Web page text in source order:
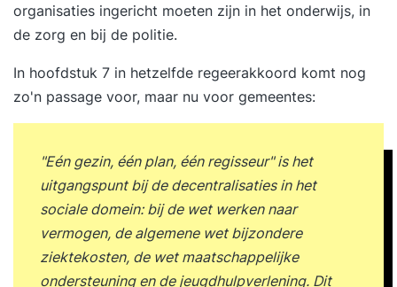
organisaties ingericht moeten zijn in het onderwijs, in
de zorg en bij de politie.
In hoofdstuk 7 in hetzelfde regeerakkoord komt nog
zo'n passage voor, maar nu voor gemeentes:
"Eén gezin, één plan, één regisseur" is het
uitgangspunt bij de decentralisaties in het
sociale domein: bij de wet werken naar
vermogen, de algemene wet bijzondere
ziektekosten, de wet maatschappelijke
ondersteuning en de jeugdhulpverlening. Dit